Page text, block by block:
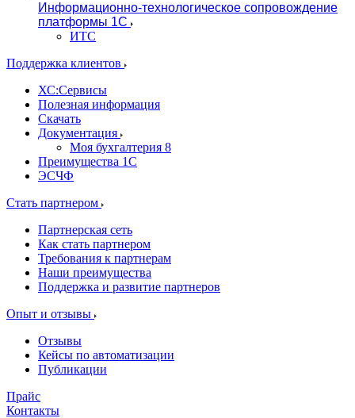
Информационно-технологическое сопровождение
платформы 1С
ИТС
Поддержка клиентов
ХС:Сервисы
Полезная информация
Скачать
Документация
Моя бухгалтерия 8
Преимущества 1С
ЭСЧФ
Стать партнером
Партнерская сеть
Как стать партнером
Требования к партнерам
Наши преимущества
Поддержка и развитие партнеров
Опыт и отзывы
Отзывы
Кейсы по автоматизации
Публикации
Прайс
Контакты